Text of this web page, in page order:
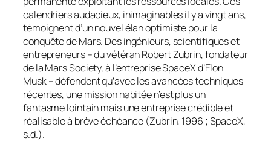
calendriers audacieux, inimaginables il y a vingt ans,
témoignent d’un nouvel élan optimiste pour la
conquête de Mars. Des ingénieurs, scientifiques et
entrepreneurs – du vétéran Robert Zubrin, fondateur
de la Mars Society, à l’entreprise SpaceX d’Elon
Musk – défendent qu’avec les avancées techniques
récentes, une mission habitée n’est plus un
fantasme lointain mais une entreprise crédible et
réalisable à brève échéance (Zubrin, 1996 ; SpaceX,
s.d.).